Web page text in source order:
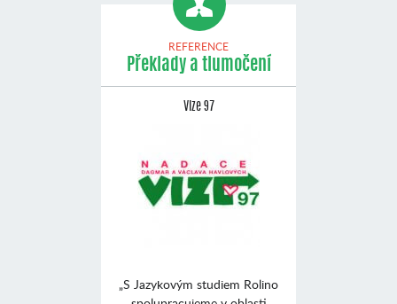
REFERENCE
Překlady a tlumočení
Vize 97
„S Jazykovým studiem Rolino